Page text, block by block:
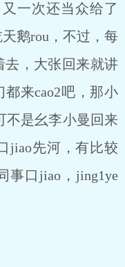
一次还当众给了
鹅rou，不过，每
去，大张回来就讲
都来cao2吧，那小
不是幺李小曼回来
jiao先河，有比较
事口jiao，jing1ye